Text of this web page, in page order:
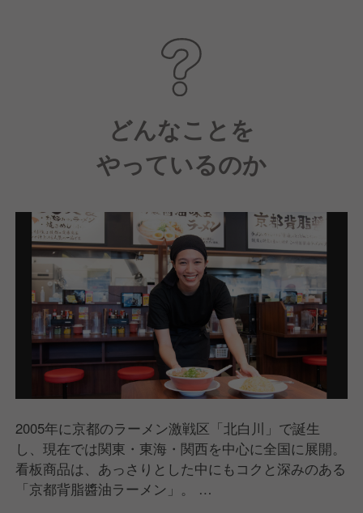
どんなことを
やっているのか
2005年に京都のラーメン激戦区「北白川」で誕生
し、現在では関東・東海・関西を中心に全国に展開。
看板商品は、あっさりとした中にもコクと深みのある
「京都背脂醬油ラーメン」。